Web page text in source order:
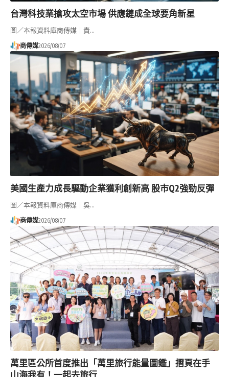
台灣科技業搶攻太空市場 供應鏈成全球要角新星
圖／本報資料庫商傳媒｜責…
商傳媒2026/08/07
美國生產力成長驅動企業獲利創新高 股市Q2強勁反彈
圖／本報資料庫商傳媒｜吳…
商傳媒2026/08/07
萬里區公所首度推出「萬里旅行能量圖鑑」摺頁在手
山海我有！一起去旅行